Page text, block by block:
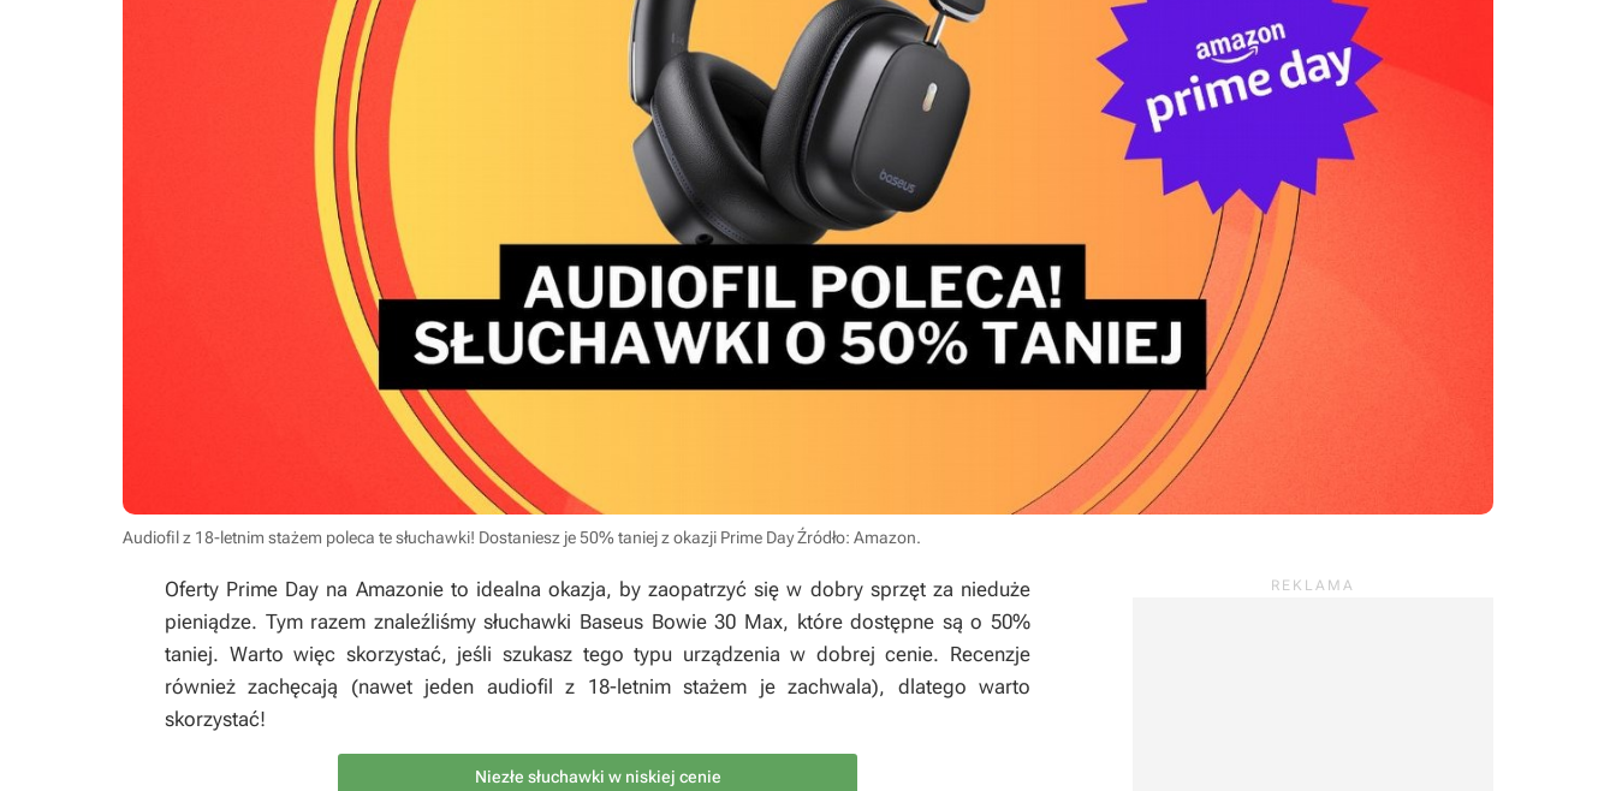
Audiofil z 18-letnim stażem poleca te słuchawki! Dostaniesz je 50% taniej z okazji Prime DayŹródło: Amazon.
Oferty Prime Day na Amazonie to idealna okazja, by zaopatrzyć się w dobry sprzęt za nieduże
pieniądze. Tym razem znaleźliśmy słuchawki Baseus Bowie 30 Max, które dostępne są o 50%
taniej. Warto więc skorzystać, jeśli szukasz tego typu urządzenia w dobrej cenie. Recenzje
również zachęcają (nawet jeden audiofil z 18-letnim stażem je zachwala), dlatego warto
skorzystać!
Niezłe słuchawki w niskiej cenie